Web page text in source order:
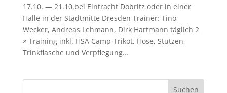
17.10. — 21.10.bei Eintracht Dobritz oder in einer
Halle in der Stadtmitte Dresden Trainer: Tino
Wecker, Andreas Lehmann, Dirk Hartmann täglich 2
× Training inkl. HSA Camp-Trikot, Hose, Stutzen,
Trinkflasche und Verpflegung...